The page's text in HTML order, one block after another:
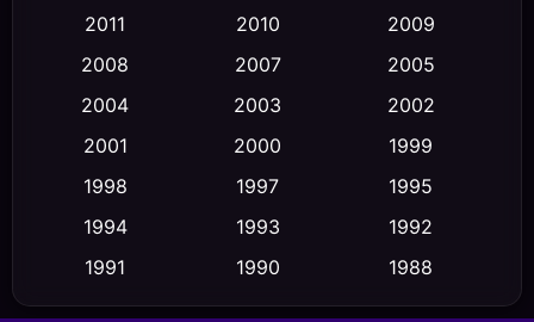
Conspiracy
Crime อาชญากรรม (347)
Culture (23)
Dance เต้น
2011
2010
2009
2008
2007
2005
2004
2003
2002
2001
2000
1999
1998
1997
1995
1994
1993
1992
1991
1990
1988
1986
1985
1983